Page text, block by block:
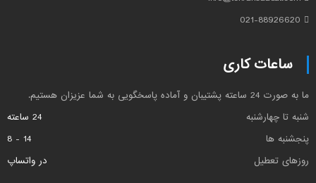
021-88926620
ساعات کاری
ما به صورت 24 ساعته پشتیبان و آماده پاسخگویی به شما عزیزان هستیم.
شنبه تا چهارشنبه
24 ساعته
پنجشنبه ها
14 - 8
روزهای تعطیل
در واتساپ